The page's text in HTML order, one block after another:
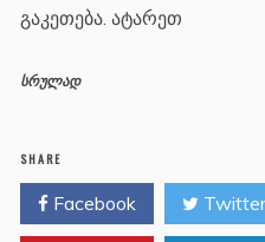
გაკეთება. ატარეთ
სრულად
SHARE
Facebook Twitter